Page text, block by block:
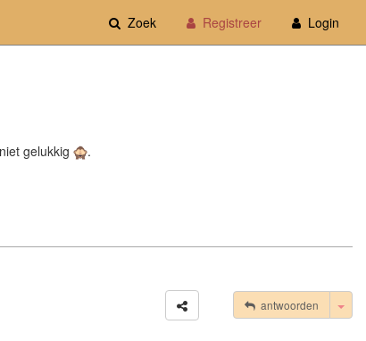
Zoek Registreer Login
gelukkig .
antwoorden